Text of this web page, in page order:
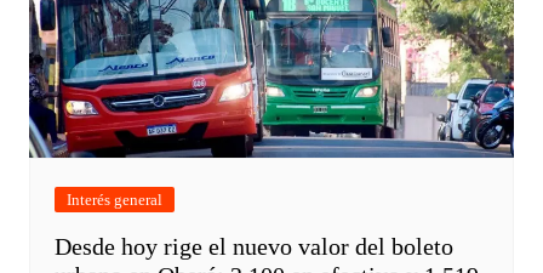
Interés general
Desde hoy rige el nuevo valor del boleto